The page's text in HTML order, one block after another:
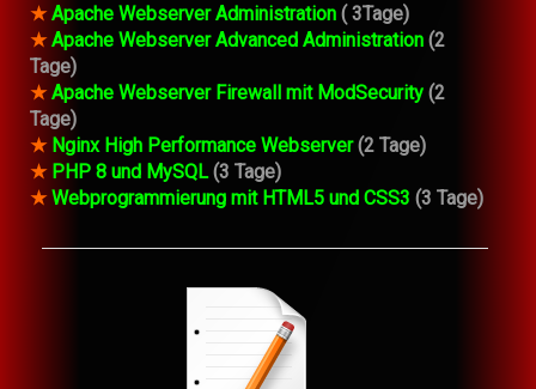
★ Apache Webserver Administration ( 3Tage)
★ Apache Webserver Advanced Administration (2
Tage)
★Apache Webserver Firewall mit ModSecurity (2
Tage)
★ Nginx High Performance Webserver (2 Tage)
★ PHP 8 und MySQL (3 Tage)
★ Webprogrammierung mit HTML5 und CSS3 (3 Tage)